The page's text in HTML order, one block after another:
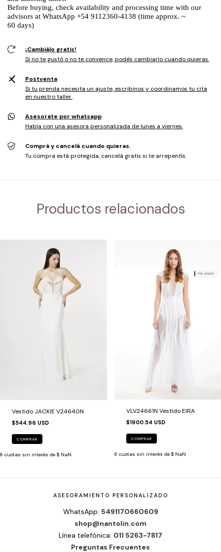
Before buying, check availability and processing time with our
advisors at WhatsApp +54 9112360-4138 (time approx. ~
60 days)
¡Cambiálo gratis!
Si no te gustó o no te convence, podés cambiarlo cuando quieras.
Postventa
Si tu prenda necesita un ajuste, escribinos y coordinamos tu cita
en nuestro taller.
Asesorate por whatsapp
Habla con una asesora personalizada de lunes a viernes.
Comprá y cancelá cuando quieras.
Tu compra está protegida, cancelá gratis si te arrepentís.
Productos relacionados
Vestido JACKIE V24640N
$544.96 USD
COMPRAR
6 cuotas sin interés de $ NaN
VLV24661N Vestido EIRA
$1900.54 USD
COMPRAR
6 cuotas sin interés de $ NaN
ASESORAMIENTO PERSONALIZADO
WhatsApp: 5491170660609
shop@nantolin.com
Línea telefónica: 011 5263-7817
Preguntas Frecuentes